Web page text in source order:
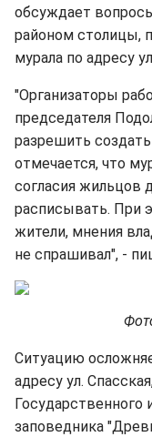
обсуждает
районом столицы,
мурала по адресу
"Организаторы
председателя
разрешить
отмечается, что
согласия жильцов
расписывать. При
жители, мнения
не спрашивал", -
Ситуацию
адресу ул.
Государственного
заповедника